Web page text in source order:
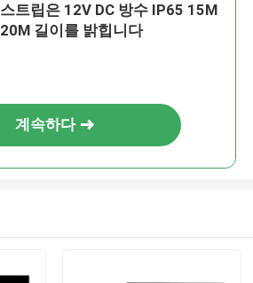
스트립은 12V DC 방수 IP65 15M
20M 길이를 밝힙니다
계속하다